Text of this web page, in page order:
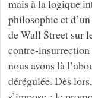
mais à la logique
philosophie et
de Wall Street sur
contre-
nous avons là
dérégulée. Dès